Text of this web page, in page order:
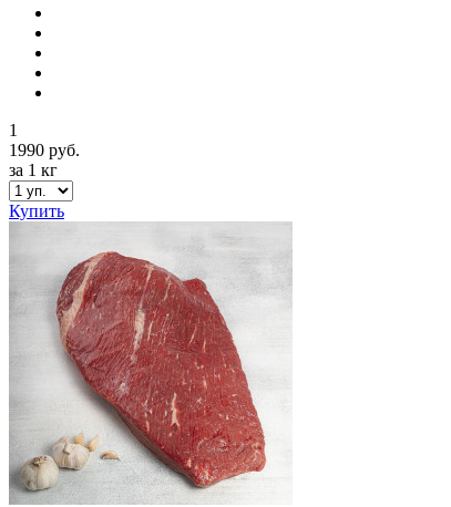
1
1990 руб.
за 1 кг
Купить